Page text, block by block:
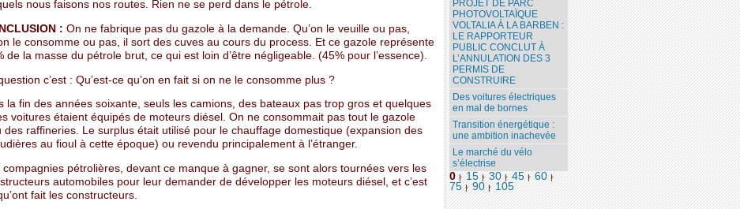
nous faisons nos routes. Rien ne se perd dans le pétrole.
: On ne fabrique pas du gazole à la demande. Qu’on le veuille ou pas,
le consomme ou pas, il sort des cuves au cours du process. Et ce gazole représente
de la masse du pétrole brut, ce qui est loin d’être négligeable. (45% pour l’essence).
c’est : Qu’est-ce qu’on en fait si on ne le consomme plus ?
la fin des années soixante, seuls les camions, des bateaux pas trop gros et quelques
voitures étaient équipés de moteurs diésel. On ne consommait pas tout le gazole
des raffineries. Le surplus était utilisé pour le chauffage domestique (expansion des
au fioul à cette époque) ou revendu principalement à l’étranger.
compagnies pétrolières, devant ce manque à gagner, se sont alors tournées vers les
automobiles pour leur demander de développer les moteurs diésel, et c’est
fait les constructeurs.
PROJET DE PARC
PHOTOVOLTAÏQUE
VOLTALIA À LA BARBEN :
LE RAPPORTEUR
PUBLIC CONCLUT À
L’ANNULATION DES 3
PERMIS DE
CONSTRUIRE
Des voitures électriques
en mal de bornes
Transition énergétique :
une ambition inachevée
Le marché du vélo
s’électrise
0 | 15 | 30 | 45 | 60 |
75 | 90 | 105